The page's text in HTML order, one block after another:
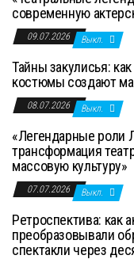
современную
09.07.2026 Выкл.
Тайны закулисья:
костюмы создают
08.07.2026 Выкл.
«Легендарные роли
трансформация
массовую культуру»
07.07.2026 Выкл.
Ретроспектива: как
преобразовывали
спектакли через